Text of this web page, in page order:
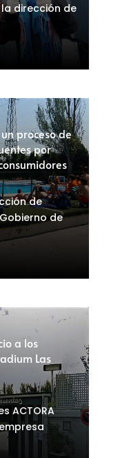
dirección de
proceso de
por
de
de
a los
Las
ACTORA